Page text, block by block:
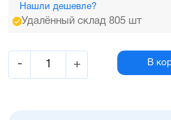
Нашли дешевле?
Удалённый склад 805 шт
- + В